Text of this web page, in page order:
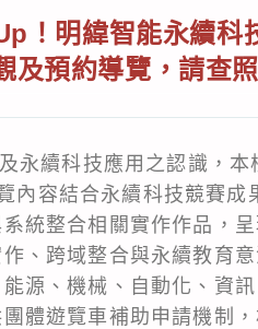
！明緯智能永續科
及預約導覽，請查照
永續科技應用之認識，
容結合永續科技競賽成
統整合相關實作作品，
、跨域整合與永續教育
源、機械、自動化、資
體遊覽車補助申請機制